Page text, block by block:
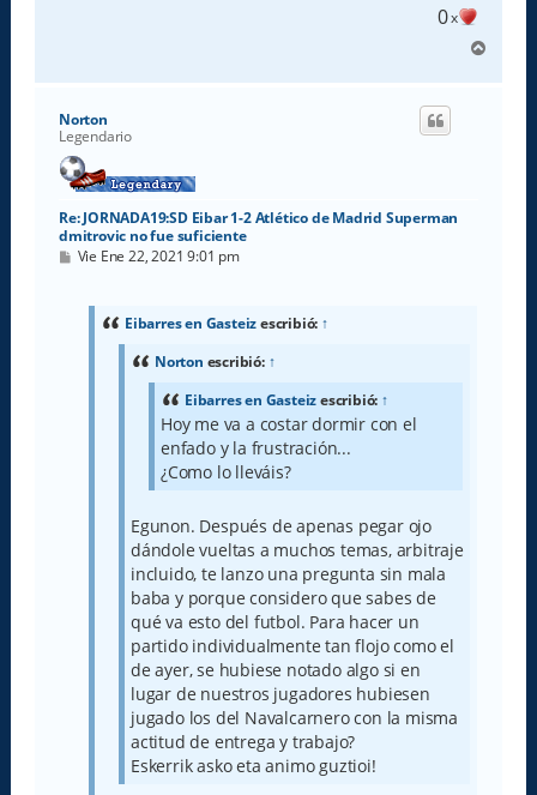
0x
r
Norton
Legendario
Re: JORNADA19:SD Eibar 1-2 Atlético de Madrid Superman
dmitrovic no fue suficiente
M
Vie Ene 22, 2021 9:01 pm
Eibarres en Gasteizescribió: ↑
Norton escribió: ↑
Eibarres en Gasteizescribió: ↑
Hoy me va a costar dormir con el
enfado y la frustración...
¿Como lo lleváis?
Egunon. Después de apenas pegar ojo
dándole vueltas a muchos temas, arbitraje
incluido, te lanzo una pregunta sin mala
baba y porque considero que sabes de
qué va esto del futbol. Para hacer un
partido individualmente tan flojo como el
de ayer, se hubiese notado algo si en
lugar de nuestros jugadores hubiesen
jugado los del Navalcarnero con la misma
actitud de entrega y trabajo?
Eskerrik asko eta animo guztioi!